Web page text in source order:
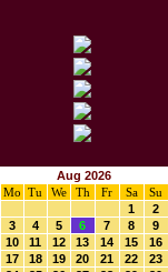
Aug 2026
Mo
Tu We Th Fr Sa
Su
1
2
3
4 5 6 7 8
9
10
11 12 13 14 15
16
17
18 19 20 21 22
23